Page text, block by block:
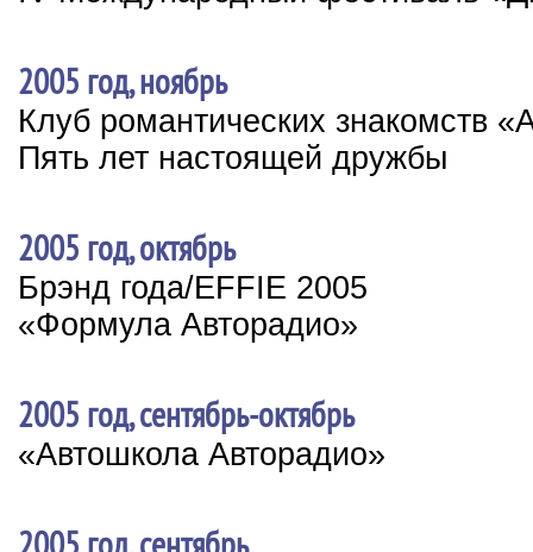
2005 год, ноябрь
Клуб романтических знакомств
Пять лет настоящей дружбы
2005 год, октябрь
Брэнд года/EFFIE 2005
«Формула Авторадио»
2005 год, сентябрь-октябрь
«Автошкола Авторадио»